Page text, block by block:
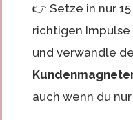
👉 Setze in nur
richtigen Impulse
und verwandle
auch wenn du